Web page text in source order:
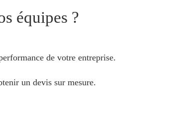
équipes ?
de votre entreprise.
un devis sur mesure.